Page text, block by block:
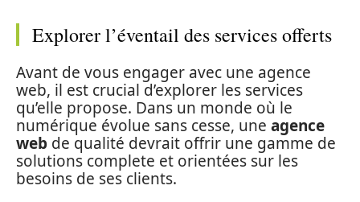
Explorer l’éventail des services offerts
Avant de vous engager avec une agence
web, il est crucial d’explorer les services
qu’elle propose. Dans un monde où le
numérique évolue sans cesse, une agence
web de qualité devrait offrir une gamme de
solutions complete et orientées sur les
besoins de ses clients.